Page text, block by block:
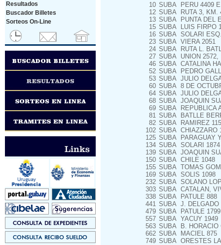
Resultados
Buscador Billetes
Sorteos On-Line
10 SUBA PERU 4409
12 SUBA RUTA 3, KM.
13 SUBA PUNTA DEL
15 SUBA LUIS FIRPO
16 SUBA SOLARI
23 SUBA VIERA 2051
24 SUBA RUTA L.
27 SUBA UNION 2572,
46 SUBA CATALINA
52 SUBA PEDRO
53 SUBA JULIO
60 SUBA 8 DE
64 SUBA JULIO
68 SUBA JOAQUIN
69 SUBA REPUBLICA
81 SUBA BATLLE
82 SUBA RAMIREZ
102 SUBA CHIAZZARO
125 SUBA PARAGUAY
134 SUBA SOLARI 1874
139 SUBA JOAQUIN
150 SUBA CHILE 1048
155 SUBA TOMAS
169 SUBA SOLIS 1098
232 SUBA SOLANO
303 SUBA CATALAN,
338 SUBA PATULE 888
441 SUBA J. DELGADO
479 SUBA PATULE 1799
557 SUBA YACUY 1949
563 SUBA B. HORACIO
662 SUBA MACIEL 875
749 SUBA ORESTES